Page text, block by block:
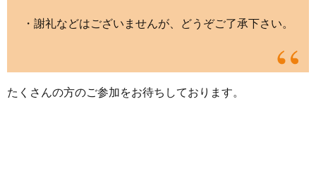
・謝礼などはございませんが、どうぞご了承下さい。
たくさんの方のご参加をお待ちしております。